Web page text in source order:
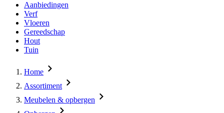
Aanbiedingen
Verf
Vloeren
Gereedschap
Hout
Tuin
Home
Assortiment
Meubelen & opbergen